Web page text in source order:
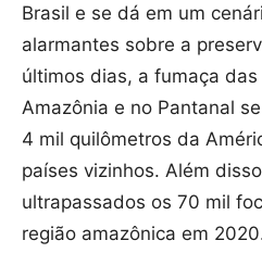
Brasil e se dá em um
alarmantes sobre a
últimos dias, a fumaça
Amazônia e no Pantanal
4 mil quilômetros da
países vizinhos. Além
ultrapassados os 70 mil
região amazônica em